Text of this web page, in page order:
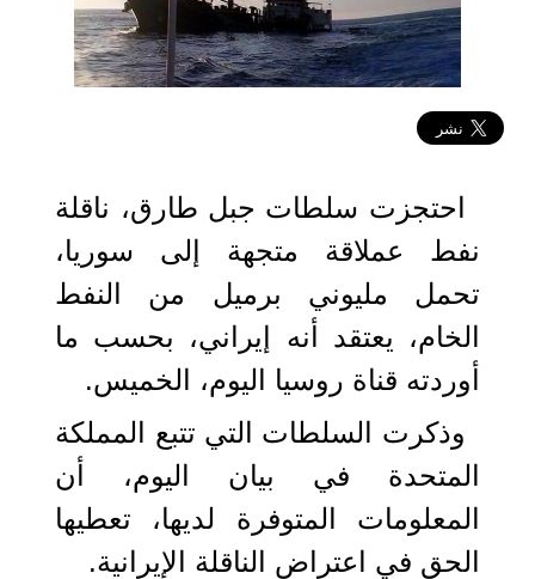
احتجزت سلطات جبل طارق، ناقلة
نفط عملاقة متجهة إلى سوريا،
تحمل مليوني برميل من النفط
الخام، يعتقد أنه إيراني، بحسب ما
أوردته قناة روسيا اليوم، الخميس.
وذكرت السلطات التي تتبع المملكة
المتحدة في بيان اليوم، أن
المعلومات المتوفرة لديها، تعطيها
الحق في اعتراض الناقلة الإيرانية.